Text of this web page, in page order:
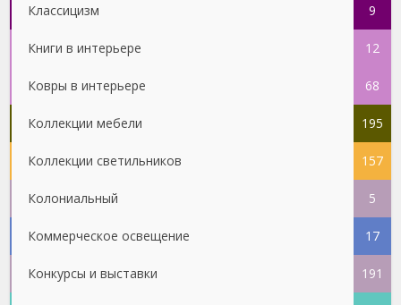
Классицизм 9
Книги в интерьере 12
Ковры в интерьере 68
Коллекции мебели 195
Коллекции светильников 157
Колониальный 5
Коммерческое освещение 17
Конкурсы и выставки 191